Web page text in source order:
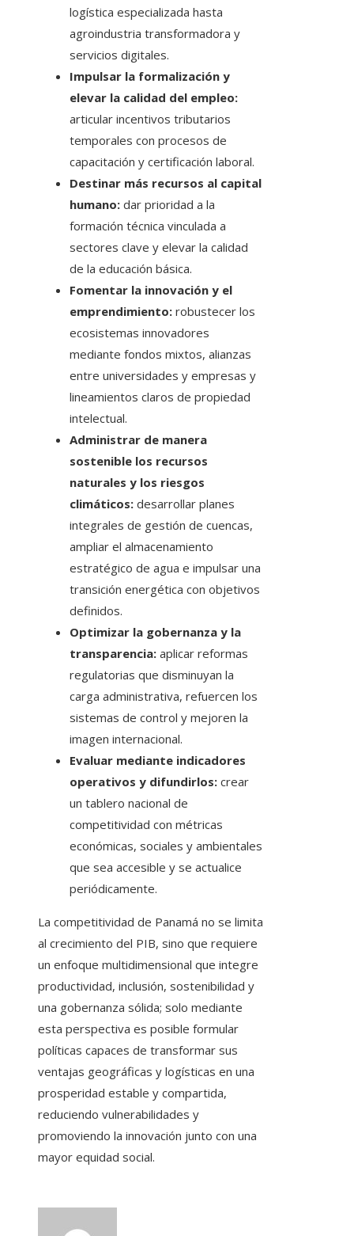
logística especializada hasta
agroindustria transformadora y
servicios digitales.
Impulsar la formalización y
elevar la calidad del empleo:
articular incentivos tributarios
temporales con procesos de
capacitación y certificación laboral.
Destinar más recursos al capital
humano: dar prioridad a la
formación técnica vinculada a
sectores clave y elevar la calidad
de la educación básica.
Fomentar la innovación y el
emprendimiento: robustecer los
ecosistemas innovadores
mediante fondos mixtos, alianzas
entre universidades y empresas y
lineamientos claros de propiedad
intelectual.
Administrar de manera
sostenible los recursos
naturales y los riesgos
climáticos: desarrollar planes
integrales de gestión de cuencas,
ampliar el almacenamiento
estratégico de agua e impulsar una
transición energética con objetivos
definidos.
Optimizar la gobernanza y la
transparencia: aplicar reformas
regulatorias que disminuyan la
carga administrativa, refuercen los
sistemas de control y mejoren la
imagen internacional.
Evaluar mediante indicadores
operativos y difundirlos: crear
un tablero nacional de
competitividad con métricas
económicas, sociales y ambientales
que sea accesible y se actualice
periódicamente.
La competitividad de Panamá no se limita
al crecimiento del PIB, sino que requiere
un enfoque multidimensional que integre
productividad, inclusión, sostenibilidad y
una gobernanza sólida; solo mediante
esta perspectiva es posible formular
políticas capaces de transformar sus
ventajas geográficas y logísticas en una
prosperidad estable y compartida,
reduciendo vulnerabilidades y
promoviendo la innovación junto con una
mayor equidad social.